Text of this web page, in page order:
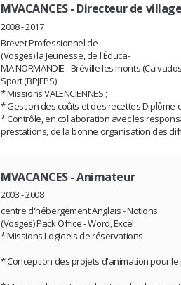
MVACANCES- Directeur de
2008 - 2017
Brevet Professionnel de
(Vosges) la Jeunesse, de l'Éduca-
MA NORMANDIE - Bréville les monts
Sport (BPJEPS)
* Missions VALENCIENNES ;
* Gestion des coûts et des recettes Diplôme
* Contrôle, en collaboration avec les
prestations, de la bonne organisation des
MVACANCES- Animateur
2003 - 2008
centre d'hébergement Anglais - Notions
(Vosges) Pack Office - Word, Excel
* Missions Logiciels de réservations
* Conception des projets d'animation pour le